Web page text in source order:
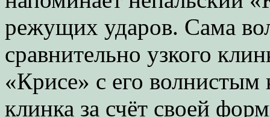
режущих ударов. Сама
сравнительно узкого
«Крисе» с его
клинка за счёт своей